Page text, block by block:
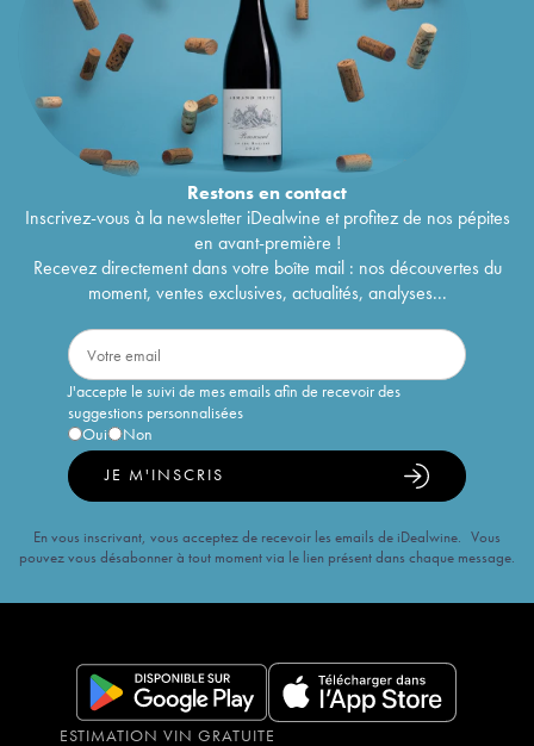
Restons encontact
Inscrivez-vous à la newsletter iDealwine et profitez de nos pépites
en avant-première !
Recevez directement dans votre boîte mail : nos découvertes du
moment, ventes exclusives, actualités, analyses...
J'accepte le suivi de mes emails afin de recevoir des
suggestions personnalisées
Oui
Non
JE M'INSCRIS
En vous inscrivant, vous acceptez de recevoir les emails de iDealwine. Vous
pouvez vous désabonner à tout moment via le lien présent dans chaque message.
ESTIMATION VIN GRATUITE